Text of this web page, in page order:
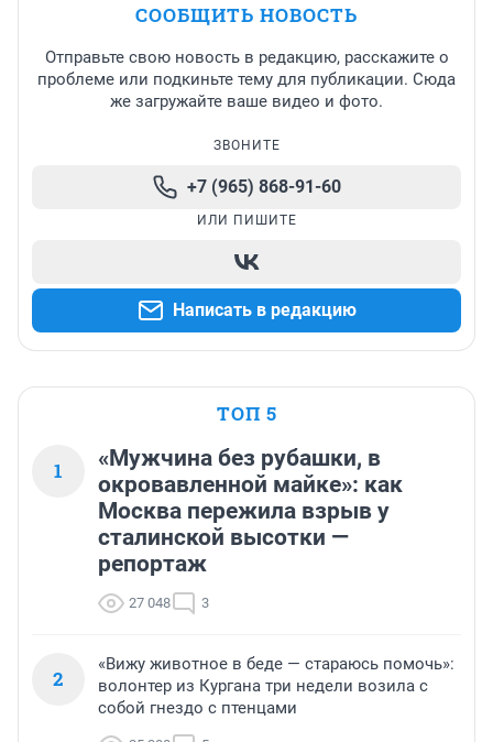
СООБЩИТЬ НОВОСТЬ
Отправьте свою новость в редакцию, расскажите о
проблеме или подкиньте тему для публикации. Сюда
же загружайте ваше видео и фото.
ЗВОНИТЕ
+7 (965) 868-91-60
ИЛИ ПИШИТЕ
Написать в редакцию
ТОП 5
1
«Мужчина без рубашки, в
окровавленной майке»: как
Москва пережила взрыв у
сталинской высотки —
репортаж
27 048 3
2
«Вижу животное в беде — стараюсь помочь»:
волонтер из Кургана три недели возила с
собой гнездо с птенцами